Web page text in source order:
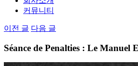
커뮤니티
이전 글 다음 글
Séance de Penalties : Le